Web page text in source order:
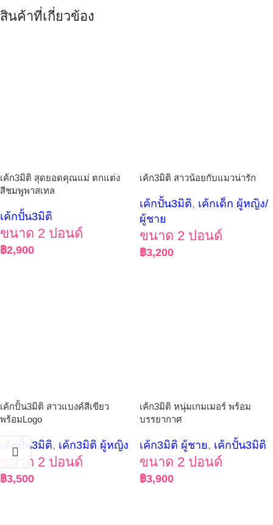
สินค้าที่เกี่ยวข้อง
เค้ก3มิติ สุดยอดคุณแม่ ตกแต่ง
สีชมพูพาสเทล
เค้กปั้น3มิติ
ขนาด 2 ปอนด์
฿2,900
เค้ก3มิติ สาวน้อยกับแมวน่ารัก
เค้กปั้น3มิติ, เค้กเด็ก ผู้หญิง/
ผู้ชาย
ขนาด 2 ปอนด์
฿3,200
เค้กปั้น3มิติ สาวแบงค์สีเขียว
พร้อมLogo
เค้กปั้น3มิติ, เค้ก3มิติ ผู้หญิง
ขนาด 2 ปอนด์
฿3,500
เค้ก3มิติ หนุ่มเกมเมอร์ พร้อม
บรรยากาศ
เค้ก3มิติ ผู้ชาย, เค้กปั้น3มิติ
ขนาด 2 ปอนด์
฿3,900